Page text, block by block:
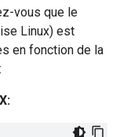
vous que le
Linux) est
en fonction de la